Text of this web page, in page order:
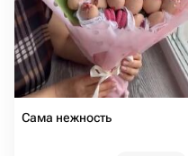
Сама нежность